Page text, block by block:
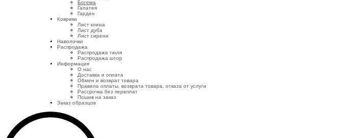
Богема
Галатея
Гарден
Коврики
Лист клена
Лист дуба
Лист сирени
Наволочки
Распродажа
Распродажа тюля
Распродажа штор
Информация
О нас
Доставка и оплата
Обмен и возврат товара
Правила оплаты, возврата товара, отказа от услуги
Рассрочка без переплат
Пошив на заказ
Заказ образцов